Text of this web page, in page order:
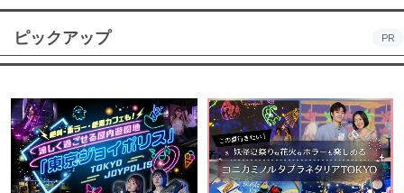
ピックアップ PR